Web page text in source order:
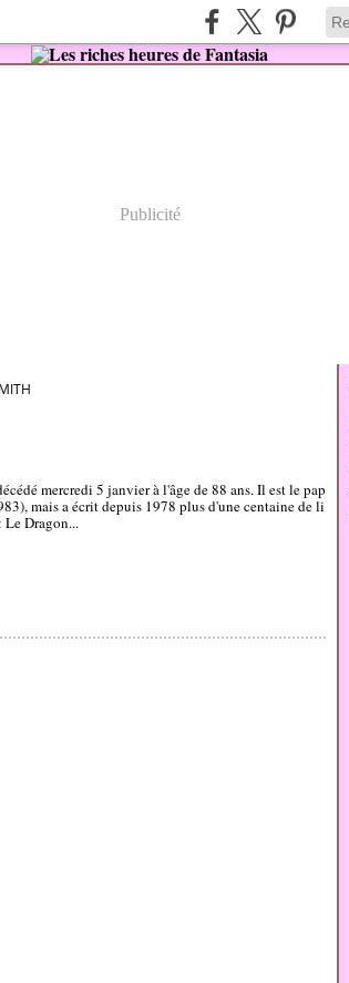
Publicité
mercredi 5 janvier à l'âge de 88 ans. Il est le pap
mais a écrit depuis 1978 plus d'une centaine de li
Le Dragon...